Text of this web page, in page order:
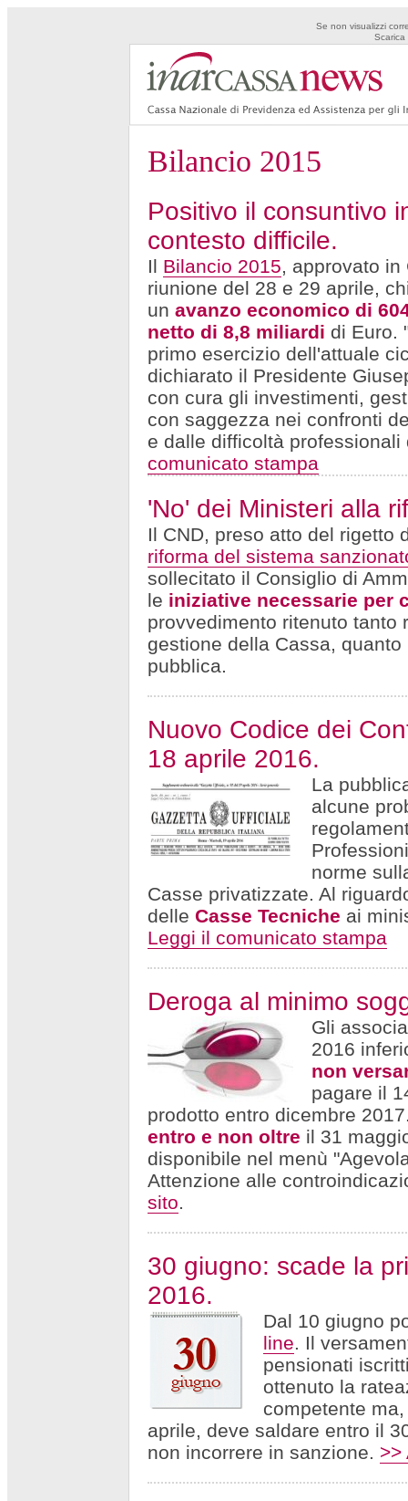
Se non visualizzi
Bilancio 2015
Positivo il consuntivo
contesto difficile.
Il Bilancio 2015, approvato in
riunione del 28 e 29 aprile,
un avanzo economico di
netto di 8,8 miliardi di Euro.
primo esercizio dell'attuale
dichiarato il Presidente
con cura gli investimenti,
con saggezza nei confronti
e dalle difficoltà
comunicato stampa
'No' dei Ministeri alla
Il CND, preso atto del rigetto
riforma del sistema
sollecitato il Consiglio di
le iniziative necessarie per
provvedimento ritenuto tanto
gestione della Cassa,
pubblica.
Nuovo Codice dei
18 aprile 2016.
La
alcune
norme
Casse privatizzate. Al
delle Casse Tecniche ai
Leggi il comunicato stampa
Deroga al minimo
Gli
2016
non
pagare il
prodotto entro dicembre
entro e non oltre il 31
disponibile nel menù
Attenzione alle
sito.
30 giugno: scade la
2016.
Dal 10 giugno
line. Il
pensionati
ottenuto la
competente
aprile, deve saldare entro il
non incorrere in sanzione. >>